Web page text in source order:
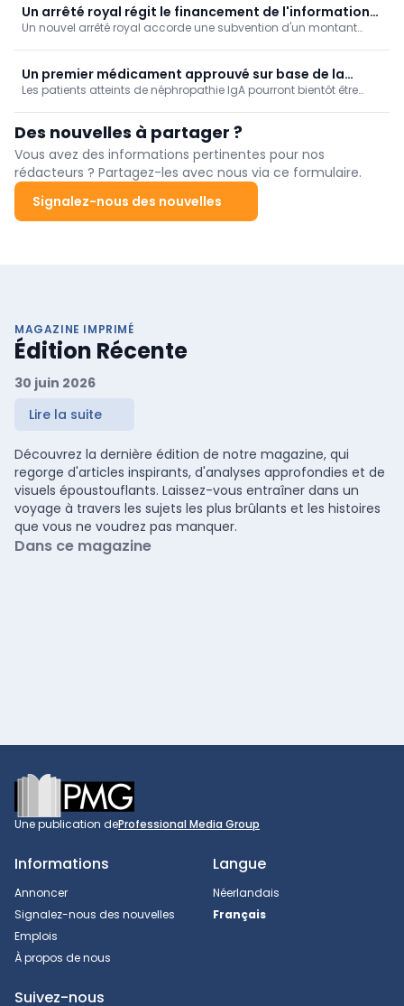
laboratoires au monde, valorisé près de 400 milliards.
Un arrêté royal régit le financement de l'information
indépendante sur les médicaments
Un nouvel arrêté royal accorde une subvention d'un montant
objectives sur les médicaments auprès des professionnels de
santé et des patients.
Un premier médicament approuvé sur base de la
procédure rapide EEFA
Les patients atteints de néphropathie IgA pourront bientôt être
procédure dites "Early and Equitable Fast Access".
Des nouvelles à partager ?
Vous avez des informations pertinentes pour nos
rédacteurs ? Partagez-les avec nous via ce formulaire.
Signalez-nous des nouvelles
MAGAZINE IMPRIMÉ
Édition Récente
30 juin 2026
Lire la suite
Découvrez la dernière édition de notre magazine, qui
regorge d'articles inspirants, d'analyses approfondies et de
visuels époustouflants. Laissez-vous entraîner dans un
voyage à travers les sujets les plus brûlants et les histoires
que vous ne voudrez pas manquer.
Dans ce magazine
Footer
Une publication deProfessional Media Group
Informations
Annoncer
Signalez-nous des nouvelles
Emplois
À propos de nous
Langue
Néerlandais
Français
Suivez-nous